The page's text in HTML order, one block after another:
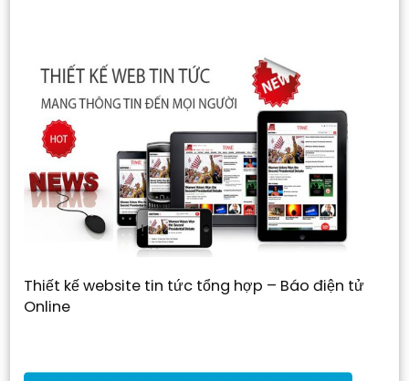
Thiết kế website tin tức tổng hợp – Báo điện tử
Online